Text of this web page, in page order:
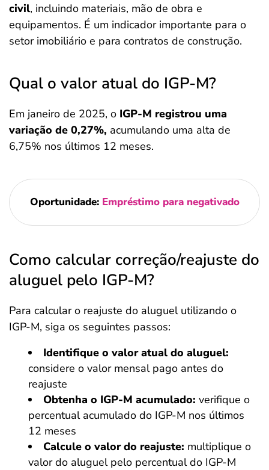
civil, incluindo materiais, mão de obra e
equipamentos. É um indicador importante para o
setor imobiliário e para contratos de construção.
Qual o valor atual do IGP-M?
Em janeiro de 2025, o IGP-M registrou uma
variação de 0,27%, acumulando uma alta de
6,75% nos últimos 12 meses.
Oportunidade: Empréstimo para negativado
Como calcular correção/reajuste do
aluguel pelo IGP-M?
Para calcular o reajuste do aluguel utilizando o
IGP-M, siga os seguintes passos:
Identifique o valor atual do aluguel:
considere o valor mensal pago antes do
reajuste
Obtenha o IGP-M acumulado: verifique o
percentual acumulado do IGP-M nos últimos
12 meses
Calcule o valor do reajuste: multiplique o
valor do aluguel pelo percentual do IGP-M